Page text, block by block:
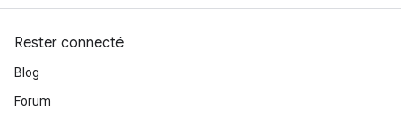
Rester connecté
Blog
Forum